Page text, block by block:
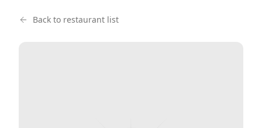
Back to restaurant list